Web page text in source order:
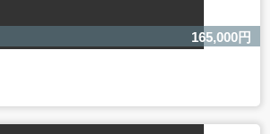
165,000円